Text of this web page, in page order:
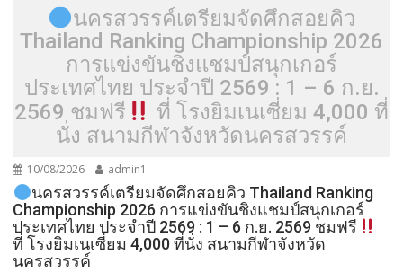
นครสวรรค์เตรียมจัดศึกสอยคิว
Thailand Ranking Championship 2026
การแข่งขันชิงแชมป์สนุกเกอร์
ประเทศไทย ประจำปี 2569 : 1 – 6 ก.ย.
2569 ชมฟรี
ที่ โรงยิมเนเซี่ยม 4,000 ที่
นั่ง สนามกีฬาจังหวัดนครสวรรค์
10/08/2026 admin1
นครสวรรค์เตรียมจัดศึกสอยคิว Thailand Ranking
Championship 2026 การแข่งขันชิงแชมป์สนุกเกอร์
ประเทศไทย ประจำปี 2569 : 1 – 6 ก.ย. 2569 ชมฟรี
ที่ โรงยิมเนเซี่ยม 4,000 ที่นั่ง สนามกีฬาจังหวัด
นครสวรรค์